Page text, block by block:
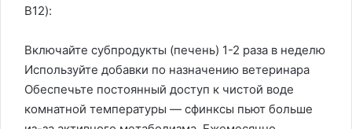
B12):
Включайте субпродукты (печень) 1-2 раза в неделю
Используйте добавки по назначению ветеринара
Обеспечьте постоянный доступ к чистой воде
комнатной температуры — сфинксы пьют больше